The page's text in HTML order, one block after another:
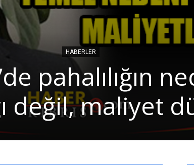
HABERLER
pahalılığın
değil, maliyet